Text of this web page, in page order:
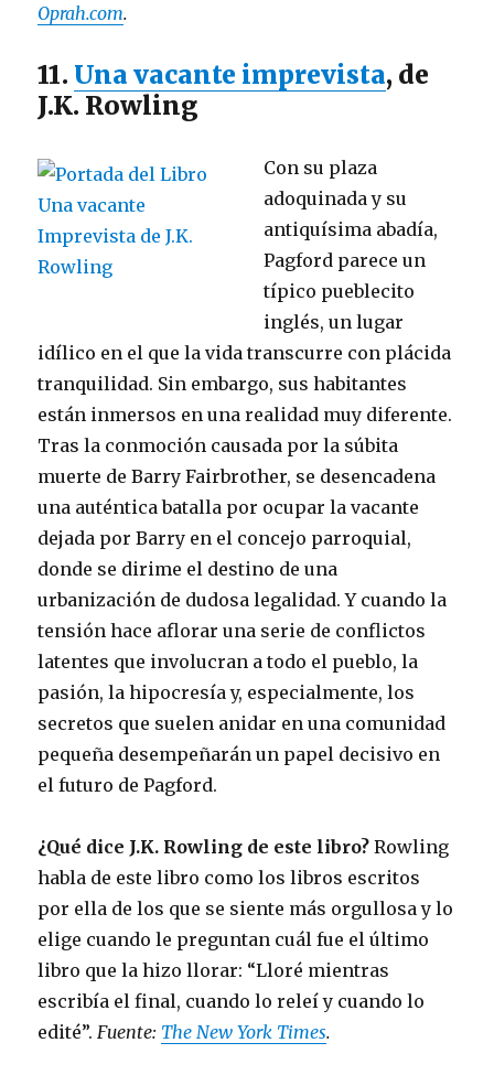
Oprah.com.
11. Una vacante imprevista, de
J.K. Rowling
Con su plaza
adoquinada y su
antiquísima abadía,
Pagford parece un
típico pueblecito
inglés, un lugar
idílico en el que la vida transcurre con plácida
tranquilidad. Sin embargo, sus habitantes
están inmersos en una realidad muy diferente.
Tras la conmoción causada por la súbita
muerte de Barry Fairbrother, se desencadena
una auténtica batalla por ocupar la vacante
dejada por Barry en el concejo parroquial,
donde se dirime el destino de una
urbanización de dudosa legalidad. Y cuando la
tensión hace aflorar una serie de conflictos
latentes que involucran a todo el pueblo, la
pasión, la hipocresía y, especialmente, los
secretos que suelen anidar en una comunidad
pequeña desempeñarán un papel decisivo en
el futuro de Pagford.
¿Qué dice J.K. Rowling de este libro?Rowling
habla de este libro como los libros escritos
por ella de los que se siente más orgullosa y lo
elige cuando le preguntan cuál fue el último
libro que la hizo llorar: “Lloré mientras
escribía el final, cuando lo releí y cuando lo
edité”. Fuente: The New York Times.